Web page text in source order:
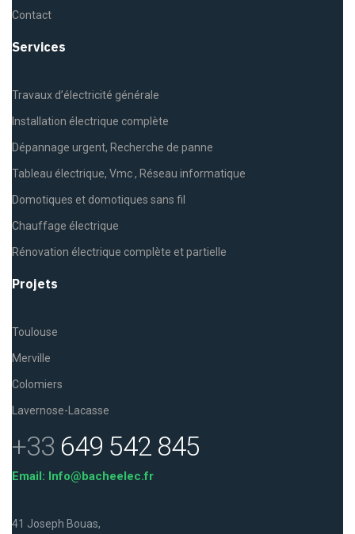
Contact
Services
Travaux d’électricité générale
Installation électrique complète
Dépannage urgent, Recherche de panne
Tableau électrique, Vmc , Réseau informatique
Domotiques et domotiques sans fil
Chauffage électrique
Rénovation électrique complète et partielle
Projets
Toulouse
Merville
Colomiers
Lavernose-Lacasse
+33 649 542 845
Email: Info@bacheelec.fr
41 Joseph Bouas,